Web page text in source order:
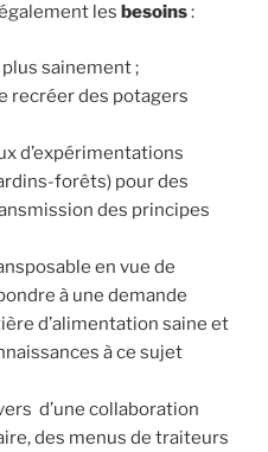
les besoins:
sainement ;
recréer des potagers
d’expérimentations
forêts) pour des
des principes
en vue de
à une demande
d’alimentation saine et
à ce sujet
d’une collaboration
des menus de traiteurs